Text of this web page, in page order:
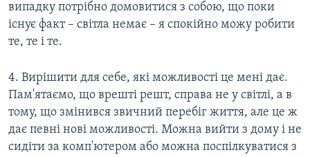
випадку потрібно домовитися з собою, що поки
існує факт – світла немає – я спокійно можу робити
те, те і те.
4. Вирішити для себе, які можливості це мені дає.
Пам'ятаємо, що врешті решт, справа не у світлі, а в
тому, що змінився звичний перебіг життя, але це ж
дає певні нові можливості. Можна вийти з дому і не
сидіти за комп'ютером або можна поспілкуватися з